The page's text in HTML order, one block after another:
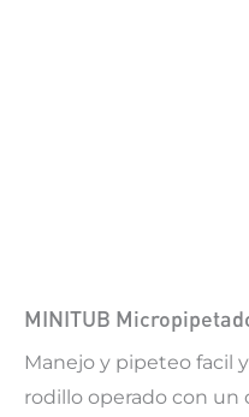
MINITUB
Manejo y pipeteo facil
rodillo operado con un